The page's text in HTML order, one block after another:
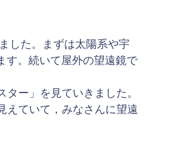
した。まずは太陽系や宇
す。続いて屋外の望遠鏡で
ー」を見ていきました。
えていて，みなさんに望遠